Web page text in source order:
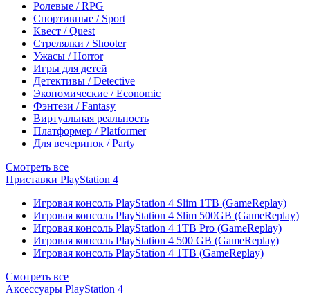
Ролевые / RPG
Спортивные / Sport
Квест / Quest
Стрелялки / Shooter
Ужасы / Horror
Игры для детей
Детективы / Detective
Экономические / Economic
Фэнтези / Fantasy
Виртуальная реальность
Платформер / Platformer
Для вечеринок / Party
Смотреть все
Приставки PlayStation 4
Игровая консоль PlayStation 4 Slim 1TB (GameReplay)
Игровая консоль PlayStation 4 Slim 500GB (GameReplay)
Игровая консоль PlayStation 4 1TB Pro (GameReplay)
Игровая консоль PlayStation 4 500 GB (GameReplay)
Игровая консоль PlayStation 4 1TB (GameReplay)
Смотреть все
Аксессуары PlayStation 4